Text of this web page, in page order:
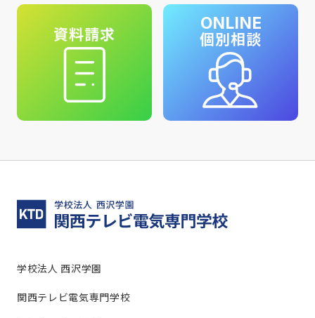
資料請求
ONLINE
個別相談
学校法人 西沢学園
関西テレビ電気専門学校